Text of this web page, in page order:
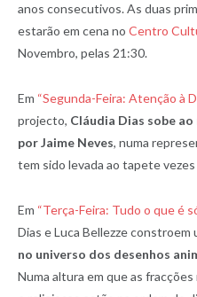
anos consecutivos. As duas
estarão em cena no Centro
Novembro, pelas 21:30.
Em “Segunda-Feira: Atenção à
projecto, Cláudia Dias sobe
por Jaime Neves, numa
tem sido levada ao tapete
Em “Terça-Feira: Tudo o que é
Dias e Luca Bellezze constroem
no universo dos desenhos
Numa altura em que as